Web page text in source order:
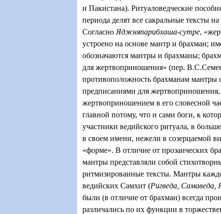
и Пакистана). Ритуаловедческие
периода делят все сакральные тексты
Согласно Яджняпарибхаша-сутре,
устроено на основе мантр и брахман;
обозначаются мантры и брахманы;
для жертвоприношения» (пер.
противоположность брахманам мантры
предписаниями для
жертвоприношением в его словесной
главной потому, что и сами боги, к
участники ведийского ритуала, в
в своем имени, нежели в созерцаемой
«форме». В отличие от прозаических
мантры представляли собой
ритмизированные тексты. Мантры
ведийских Самхит (Ригведа, Самаведа,
были (в отличие от брахман) всегда
различались по их функции в